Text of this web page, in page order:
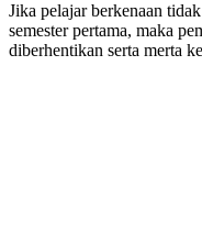
Jika pelajar berkenaan
semester pertama, maka
diberhentikan serta merta